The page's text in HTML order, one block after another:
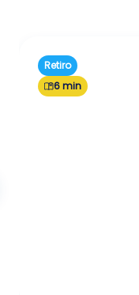
Retiro
6 min